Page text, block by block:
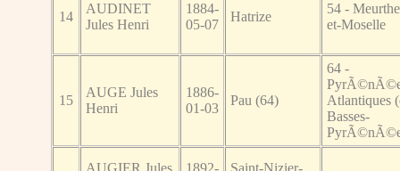
14
AUDINET
Jules Henri
1884-
05-07
Hatrize
54 -
et-Moselle
15
AUGE Jules
Henri
1886-
01-03
Pau (64)
64 -
Atlantiques
Basses-